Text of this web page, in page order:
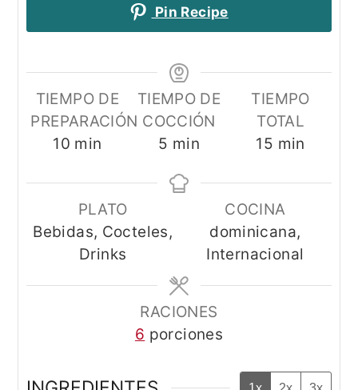
Pin Recipe
TIEMPO DE
PREPARACIÓN
10 minutos
min
TIEMPO DE
COCCIÓN
5 minutos
min
TIEMPO
TOTAL
15 minutos
min
PLATO
Bebidas, Cocteles,
Drinks
COCINA
dominicana,
Internacional
RACIONES
6 porciones